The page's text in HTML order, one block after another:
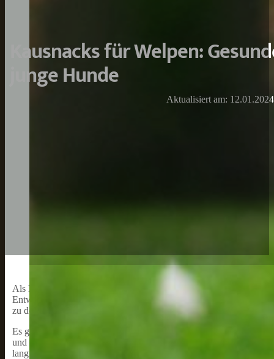
Kausnacks für Welpen:
junge Hunde
Aktualisiert am: 12.01.2024
Als Hundebesitzer möchte ich mein Wissen über Kausnacks für
Entwicklungsphase viel kauen und somit die richtigen Kausnacks
zu decken.
Es gibt zahlreiche Kausnacks auf dem Markt, die speziell für
und die Inhaltsstoffe achten, um sicherzustellen, dass sie sicher
langfristige Gesundheit und das Wohlbefinden unserer vierbeinigen